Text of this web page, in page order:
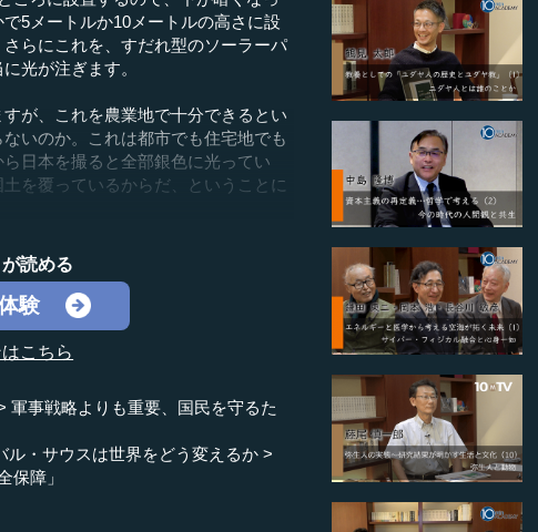
5メートルか10メートルの高さに設
らにこれを、すだれ型のソーラーパ
光が注ぎます。
が、これを農業地で十分できるとい
いのか。これは都市でも住宅地でも
日本を撮ると全部銀色に光ってい
を覆っているからだ、ということに
読める
験
こちら
軍事戦略よりも重要、国民を守るた
ル・サウスは世界をどう変えるか
保障」